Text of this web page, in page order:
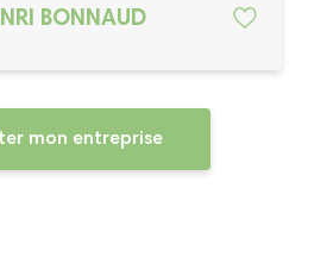
BONNAUD
mon entreprise